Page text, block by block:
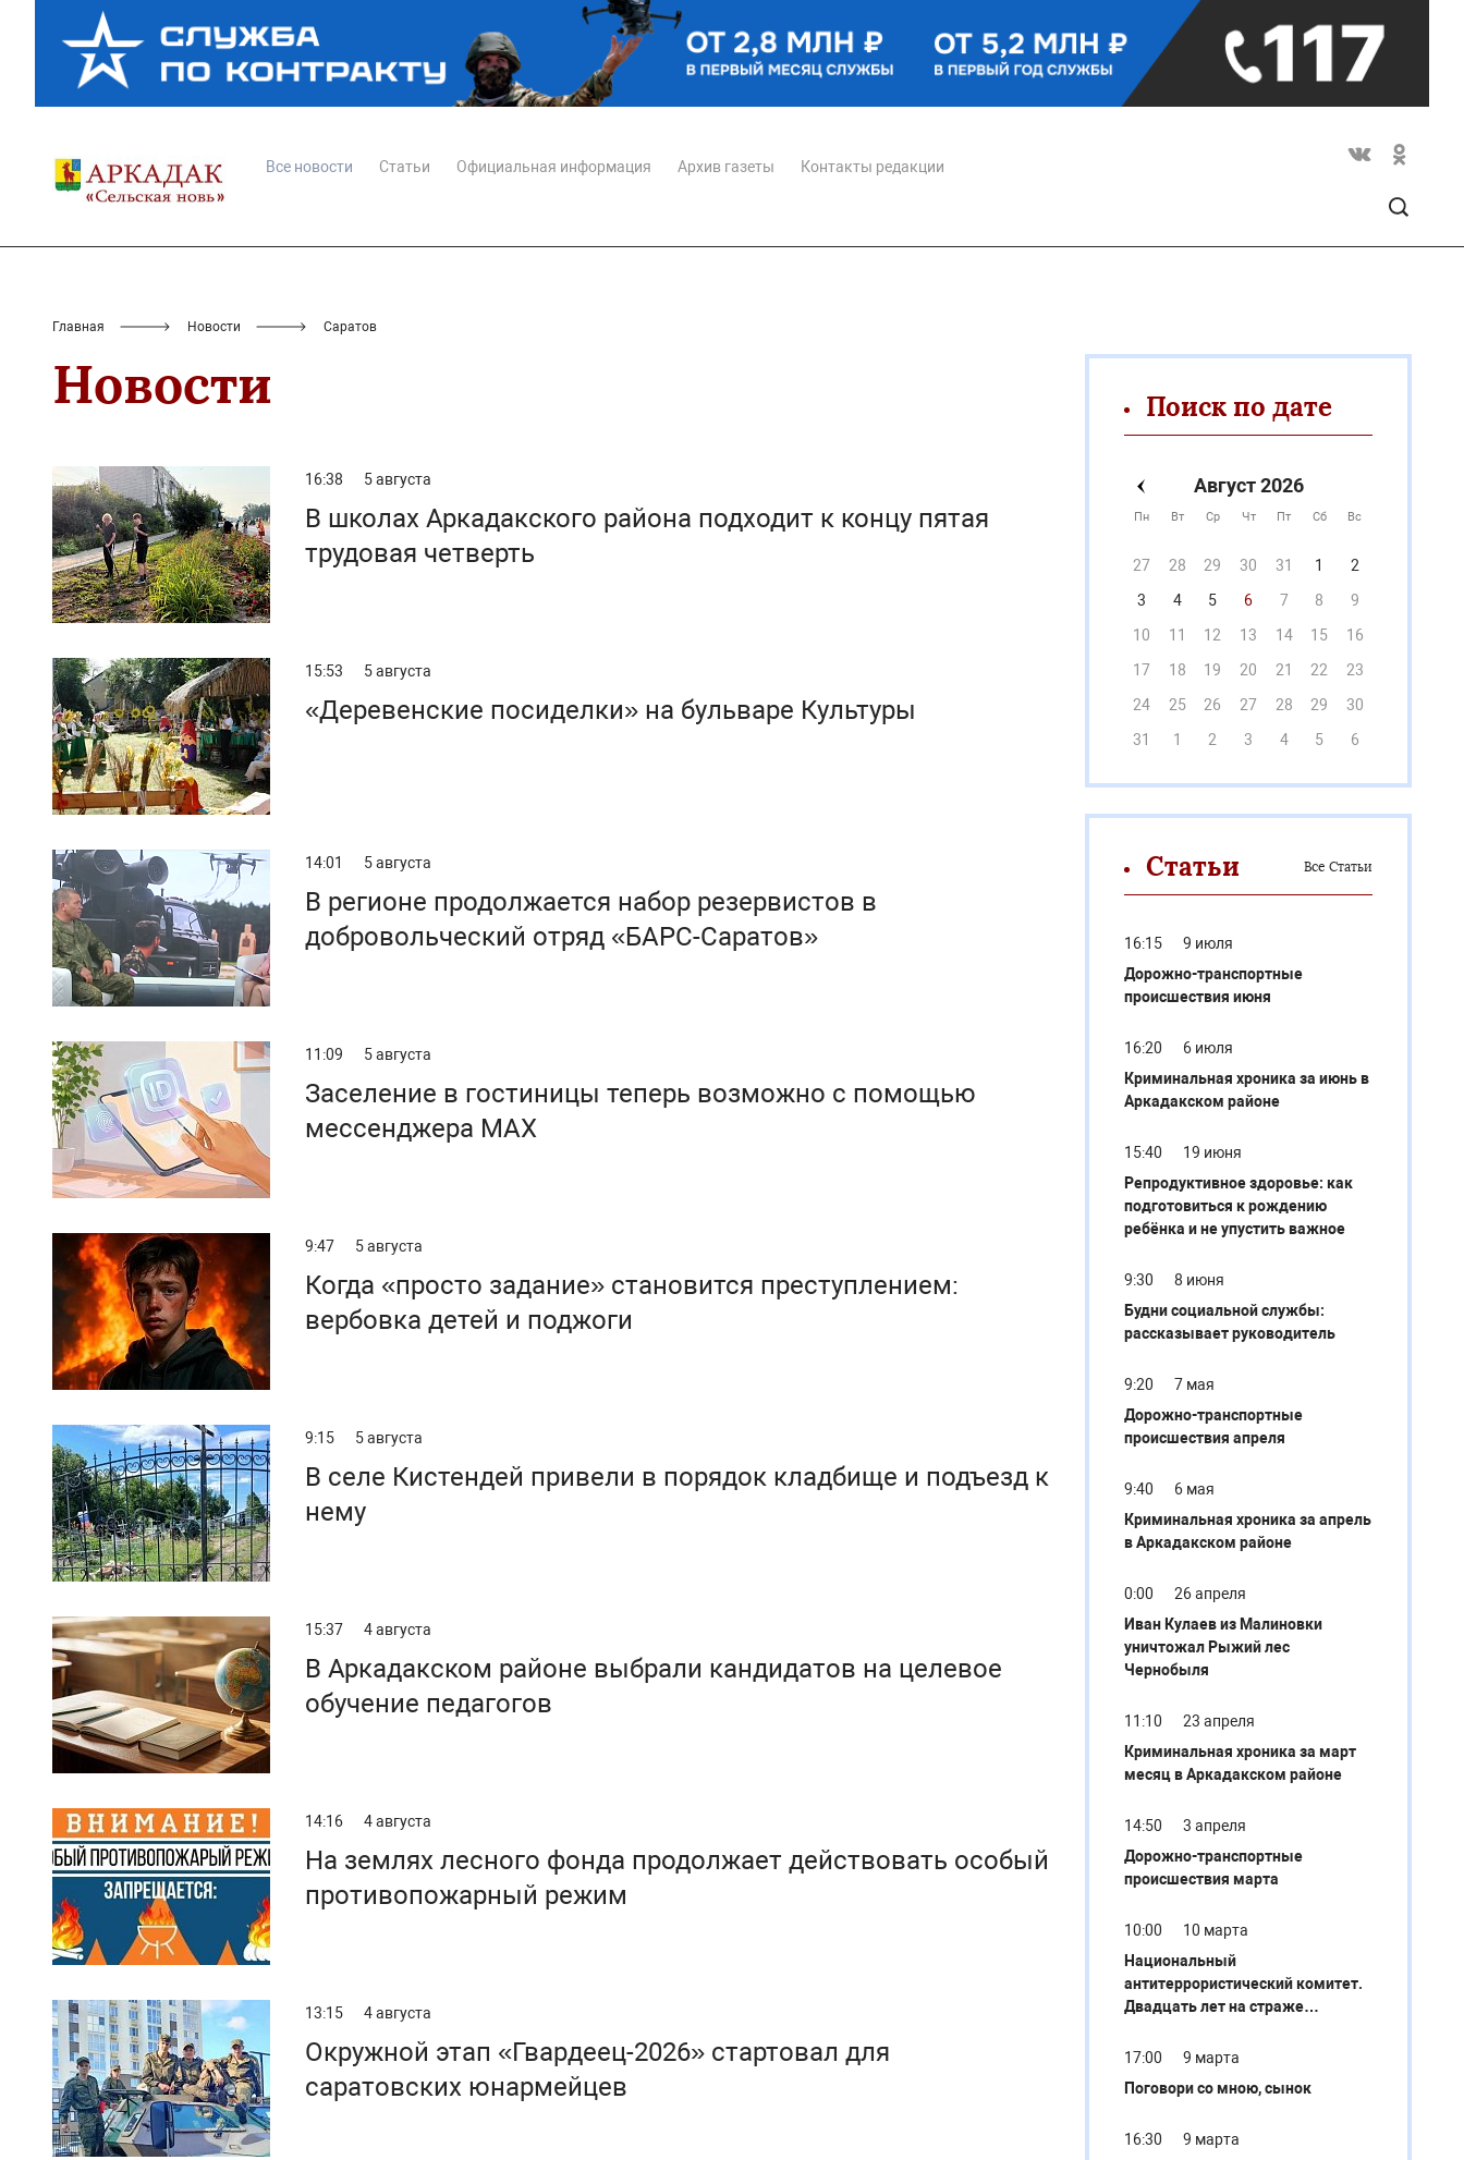
Все новости Статьи Официальная информация Архив газеты Контакты редакции
Главная Новости Саратов
Новости
16:38 5 августа
В школах Аркадакского района подходит к концу пятая
трудовая четверть
15:53 5 августа
«Деревенские посиделки» на бульваре Культуры
14:01 5 августа
В регионе продолжается набор резервистов в
добровольческий отряд «БАРС-Саратов»
11:09 5 августа
Заселение в гостиницы теперь возможно с помощью
мессенджера MAX
9:47 5 августа
Когда «просто задание» становится преступлением:
вербовка детей и поджоги
9:15 5 августа
В селе Кистендей привели в порядок кладбище и подъезд к
нему
15:37 4 августа
В Аркадакском районе выбрали кандидатов на целевое
обучение педагогов
14:16 4 августа
На землях лесного фонда продолжает действовать особый
противопожарный режим
13:15 4 августа
Окружной этап «Гвардеец-2026» стартовал для
саратовских юнармейцев
Поиск по дате
Август 2026
Пн Вт Ср Чт Пт Сб Вс
27 28 29 30 31 1
2
3
4 5 6 7 8
9
10
11 12 13 14 15
16
17
18 19 20 21 22
23
24
25 26 27 28 29
30
31
1 2 3 4 5 6
Статьи Все Статьи
16:15
9 июля
Дорожно-транспортные
происшествия июня
16:20
6 июля
Криминальная хроника за июнь в
Аркадакском районе
15:40
19 июня
Репродуктивное здоровье: как
подготовиться к рождению
ребёнка и не упустить важное
9:30
8 июня
Будни социальной службы:
рассказывает руководитель
9:20
7 мая
Дорожно-транспортные
происшествия апреля
9:40
6 мая
Криминальная хроника за апрель
в Аркадакском районе
0:00
26 апреля
Иван Кулаев из Малиновки
уничтожал Рыжий лес
Чернобыля
11:10
23 апреля
Криминальная хроника за март
месяц в Аркадакском районе
14:50
3 апреля
Дорожно-транспортные
происшествия марта
10:00
10 марта
Национальный
антитеррористический комитет.
Двадцать лет на страже
17:00
9 марта
Поговори со мною, сынок
16:30
9 марта